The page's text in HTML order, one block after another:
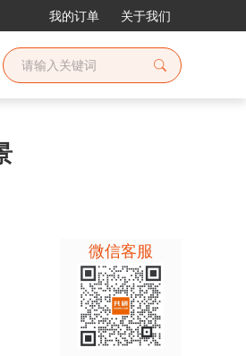
我的订单 关于我们
微信客服